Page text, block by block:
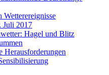
Wetterereignisse
Juli 2017
Hagel und Blitz
Herausforderungen